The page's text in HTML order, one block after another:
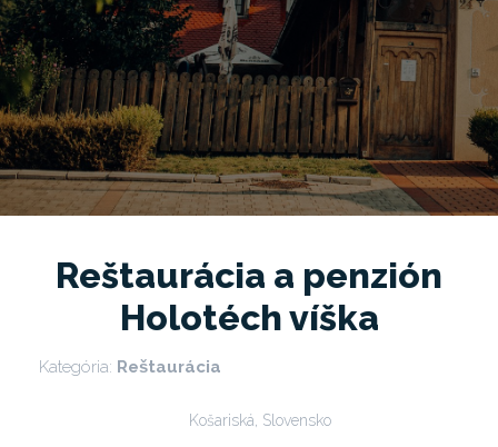
Reštaurácia a penzión
Holotéch víška
Kategória: Reštaurácia
Košariská, Slovensko